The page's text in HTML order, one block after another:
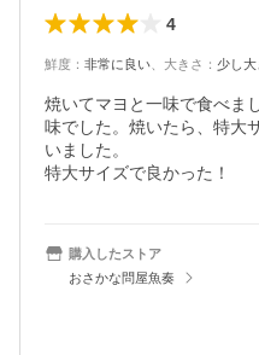
4
鮮度 ： 非常に良い 大きさ ： 少し
焼いてマヨと一味で食べま
味でした。焼いたら、特大
いました。
特大サイズで良かった！
購入したストア
おさかな問屋魚奏